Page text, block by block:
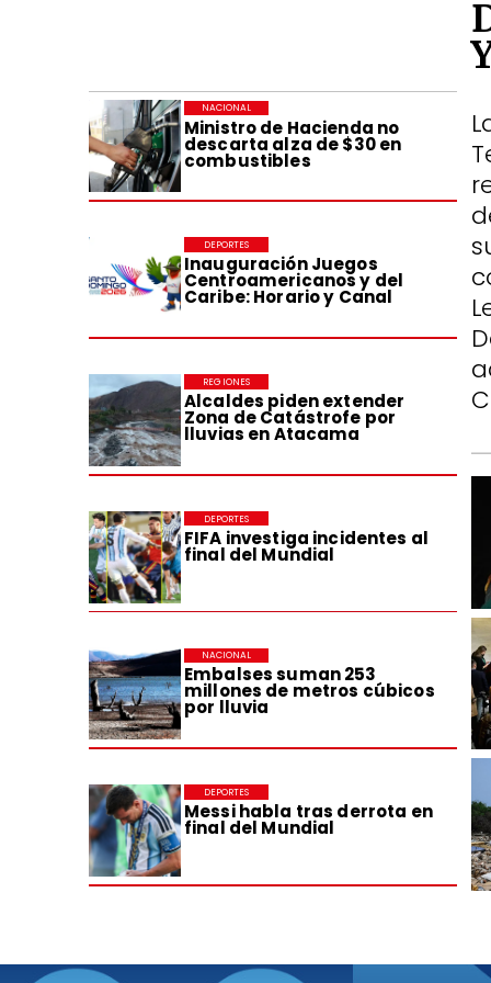
Ministro de Hacienda no
descarta alza de $30 en
combustibles
NACIONAL
Inauguración Juegos
Centroamericanos y del
Caribe: Horario y Canal
DEPORTES
Alcaldes piden extender
Zona de Catástrofe por
lluvias en Atacama
REGIONES
FIFA investiga incidentes al
final del Mundial
DEPORTES
Embalses suman 253
millones de metros cúbicos
por lluvia
NACIONAL
Messi habla tras derrota en
final del Mundial
DEPORTES